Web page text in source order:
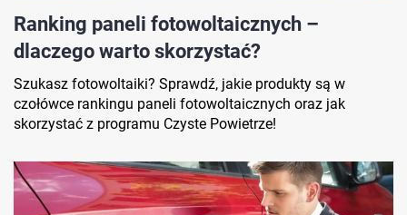
Ranking paneli fotowoltaicznych –
dlaczego warto skorzystać?
Szukasz fotowoltaiki? Sprawdź, jakie produkty są w
czołówce rankingu paneli fotowoltaicznych oraz jak
skorzystać z programu Czyste Powietrze!